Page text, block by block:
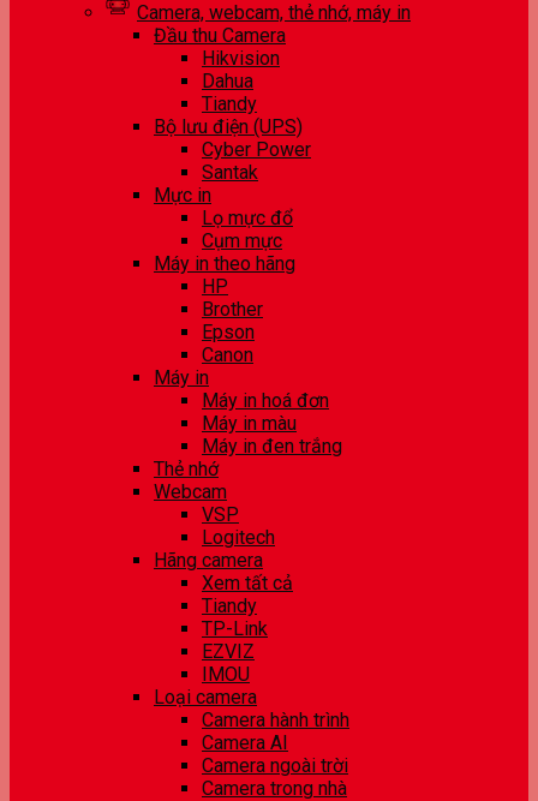
Camera, webcam, thẻ nhớ, máy in
Đầu thu Camera
Hikvision
Dahua
Tiandy
Bộ lưu điện (UPS)
Cyber Power
Santak
Mực in
Lọ mực đổ
Cụm mực
Máy in theo hãng
HP
Brother
Epson
Canon
Máy in
Máy in hoá đơn
Máy in màu
Máy in đen trắng
Thẻ nhớ
Webcam
VSP
Logitech
Hãng camera
Xem tất cả
Tiandy
TP-Link
EZVIZ
IMOU
Loại camera
Camera hành trình
Camera AI
Camera ngoài trời
Camera trong nhà